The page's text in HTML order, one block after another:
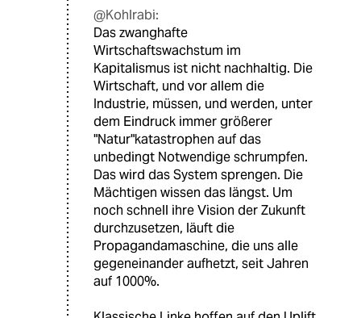
@Kohlrabi:
Das zwanghafte
Wirtschaftswachstum im
Kapitalismus ist nicht nachhaltig. Die
Wirtschaft, und vor allem die
Industrie, müssen, und werden, unter
dem Eindruck immer größerer
"Natur"katastrophen auf das
unbedingt Notwendige schrumpfen.
Das wird das System sprengen. Die
Mächtigen wissen das längst. Um
noch schnell ihre Vision der Zukunft
durchzusetzen, läuft die
Propagandamaschine, die uns alle
gegeneinander aufhetzt, seit Jahren
auf 1000%.